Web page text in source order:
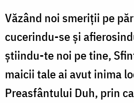
Văzând noi smeriții pe
cucerindu-se și
știindu-te noi pe tine,
maicii tale ai avut inima
Preasfântului Duh, prin